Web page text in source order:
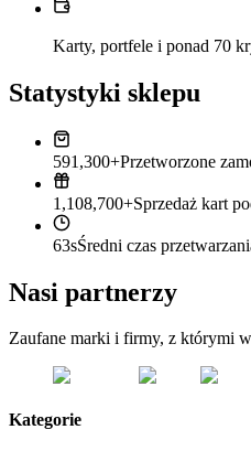
Karty, portfele i ponad 70
Statystyki sklepu
591,300+Przetworzone
1,108,700+Sprzedaż kart
63sŚredni czas
Nasi partnerzy
Zaufane marki i firmy, z którymi
Kategorie